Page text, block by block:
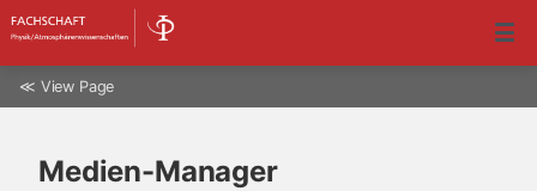
≪ View Page
Medien-Manager